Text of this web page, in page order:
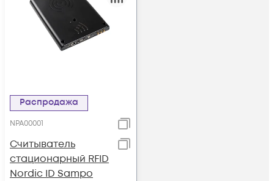
Распродажа
NPA00001
Считыватель
стационарный RFID
Nordic ID Sampo